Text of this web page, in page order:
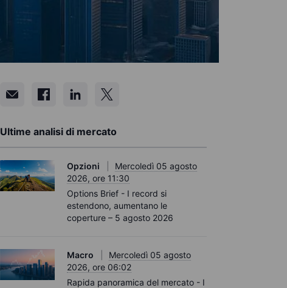
Ultime analisi di mercato
Opzioni
Mercoledì 05 agosto
2026, ore 11:30
Options Brief - I record si
estendono, aumentano le
coperture – 5 agosto 2026
Macro
Mercoledì 05 agosto
2026, ore 06:02
Rapida panoramica del mercato - I